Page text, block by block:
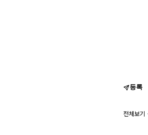
등록
전체보기